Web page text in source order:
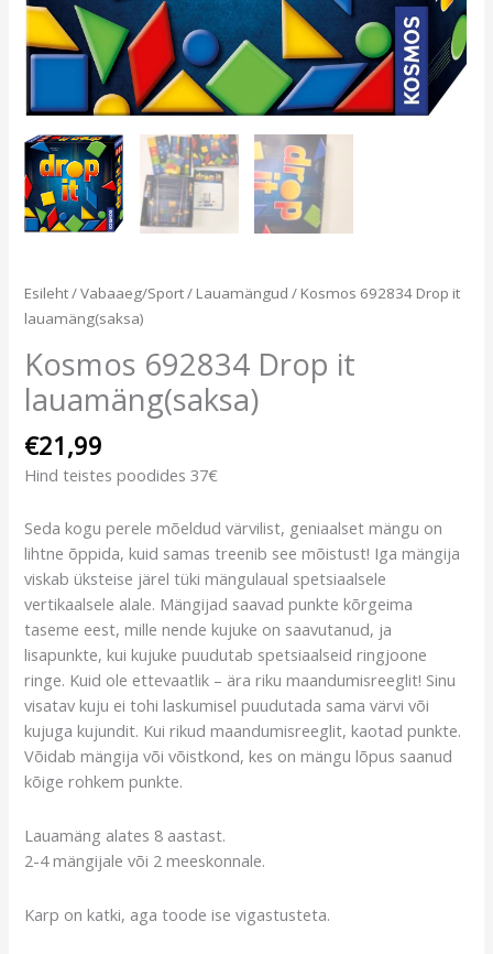
Esileht/Vabaaeg/Sport/ Lauamängud / Kosmos 692834 Drop it
lauamäng(saksa)
Kosmos 692834 Drop it
lauamäng(saksa)
€21,99
Hind teistes poodides 37€
Seda kogu perele mõeldud värvilist, geniaalset mängu on
lihtne õppida, kuid samas treenib see mõistust! Iga mängija
viskab üksteise järel tüki mängulaual spetsiaalsele
vertikaalsele alale. Mängijad saavad punkte kõrgeima
taseme eest, mille nende kujuke on saavutanud, ja
lisapunkte, kui kujuke puudutab spetsiaalseid ringjoone
ringe. Kuid ole ettevaatlik – ära riku maandumisreeglit! Sinu
visatav kuju ei tohi laskumisel puudutada sama värvi või
kujuga kujundit. Kui rikud maandumisreeglit, kaotad punkte.
Võidab mängija või võistkond, kes on mängu lõpus saanud
kõige rohkem punkte.
Lauamäng alates 8 aastast.
2-4 mängijale või 2 meeskonnale.
Karp on katki, aga toode ise vigastusteta.